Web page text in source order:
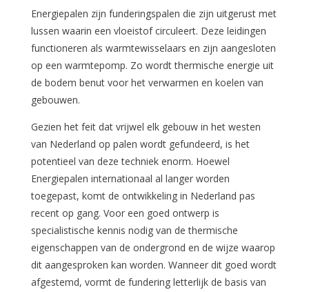
Energiepalen zijn funderingspalen die zijn uitgerust met
lussen waarin een vloeistof circuleert. Deze leidingen
functioneren als warmtewisselaars en zijn aangesloten
op een warmtepomp. Zo wordt thermische energie uit
de bodem benut voor het verwarmen en koelen van
gebouwen.
Gezien het feit dat vrijwel elk gebouw in het westen
van Nederland op palen wordt gefundeerd, is het
potentieel van deze techniek enorm. Hoewel
Energiepalen internationaal al langer worden
toegepast, komt de ontwikkeling in Nederland pas
recent op gang. Voor een goed ontwerp is
specialistische kennis nodig van de thermische
eigenschappen van de ondergrond en de wijze waarop
dit aangesproken kan worden. Wanneer dit goed wordt
afgestemd, vormt de fundering letterlijk de basis van